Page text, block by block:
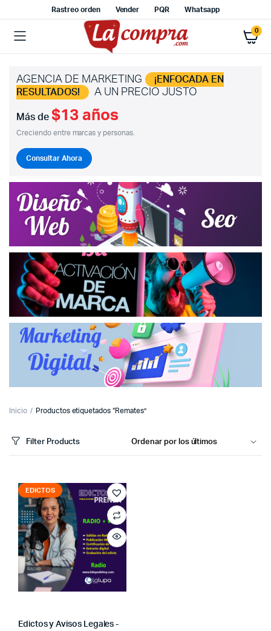
Rastreo orden Vender PQR Whatsapp
0
AGENCIA DE MARKETING
¡ENFOCADA EN
RESULTADOS!
A UN PRECIO JUSTO
Más de $13 años
Creciendo entre marcas y personas.
Consultar Ahora
Inicio Productos etiquetados “Remates”
Filter Products
EDICTOS
Edictos y Avisos Legales -